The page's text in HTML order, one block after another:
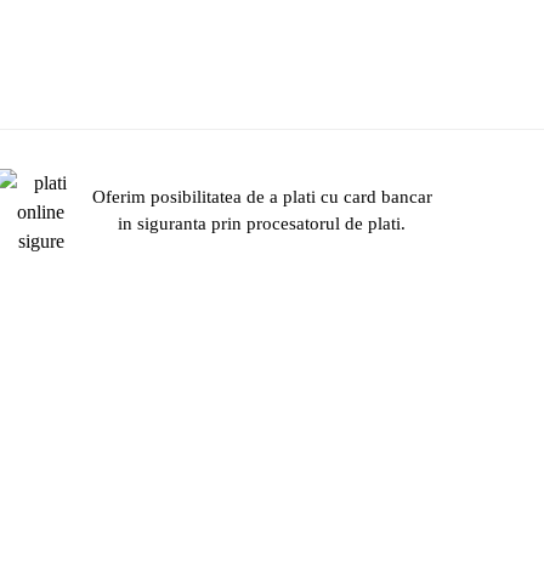
Oferim posibilitatea de a plati cu card bancar
in siguranta prin procesatorul de plati.